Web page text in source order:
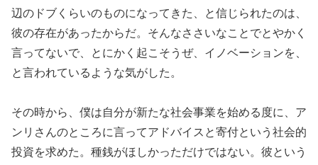
辺のドブくらいのものになってきた、と信じられたのは、
彼の存在があったからだ。そんなささいなことでとやかく
言ってないで、とにかく起こそうぜ、イノベーションを、
と言われているような気がした。
その時から、僕は自分が新たな社会事業を始める度に、ア
ンリさんのところに言ってアドバイスと寄付という社会的
投資を求めた。種銭がほしかっただけではない。彼という